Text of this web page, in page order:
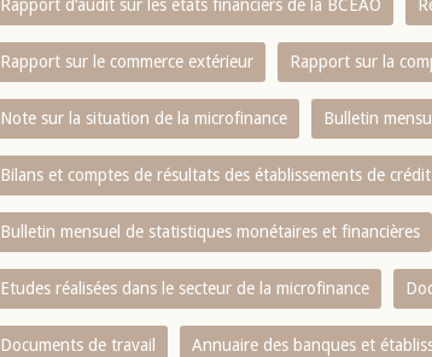
Rapport d‘audit sur les états financiers de la BCEAO
Rapport sur le commerce extérieur Rapport sur la
Note sur la situation de la microfinance Bulletin
Bilans et comptes de résultats des établissements de crédit
Bulletin mensuel de statistiques monétaires et financières
Etudes réalisées dans le secteur de la microfinance
Documents de travail Annuaire des banques et